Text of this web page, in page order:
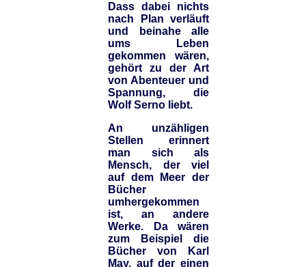
Dass dabei nichts
nach Plan verläuft
und beinahe alle
ums Leben
gekommen wären,
gehört zu der Art
von Abenteuer und
Spannung, die
Wolf Serno liebt.
An unzähligen
Stellen erinnert
man sich als
Mensch, der viel
auf dem Meer der
Bücher
umhergekommen
ist, an andere
Werke. Da wären
zum Beispiel die
Bücher von Karl
May, auf der einen